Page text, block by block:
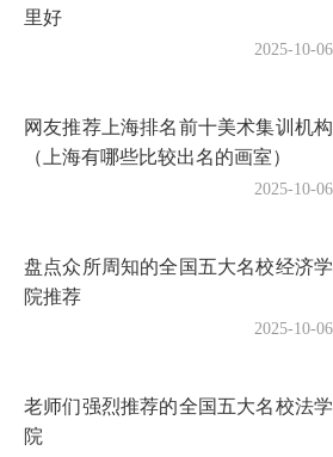
里好
2025-10-06
网友推荐上海排名前十美术集训机构
（上海有哪些比较出名的画室）
2025-10-06
盘点众所周知的全国五大名校经济学
院推荐
2025-10-06
老师们强烈推荐的全国五大名校法学
院